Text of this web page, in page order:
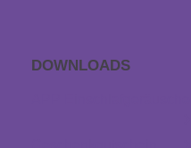
DOWNLOADS